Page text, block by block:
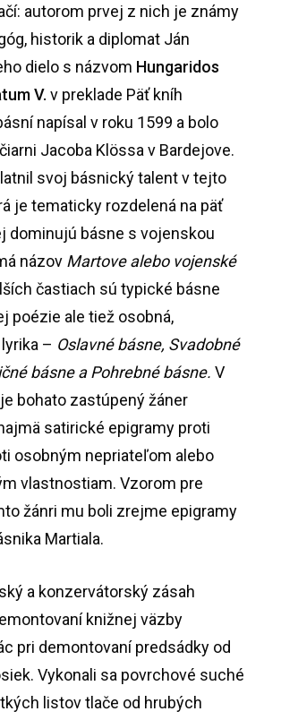
autorom prvej z nich je známy
historik a diplomat Ján
dielo s názvom Hungaridos
V. v preklade Päť kníh
napísal v roku 1599 a bolo
Jacoba Klössa v Bardejove.
svoj básnický talent v tejto
je tematicky rozdelená na päť
dominujú básne s vojenskou
názov Martove alebo vojenské
častiach sú typické básne
poézie ale tiež osobná,
– Oslavné básne, Svadobné
básne a Pohrebné básne. V
bohato zastúpený žáner
satirické epigramy proti
osobným nepriateľom alebo
vlastnostiam. Vzorom pre
žánri mu boli zrejme epigramy
Martiala.
a konzervátorský zásah
knižnej väzby
pri demontovaní predsádky od
Vykonali sa povrchové suché
listov tlače od hrubých